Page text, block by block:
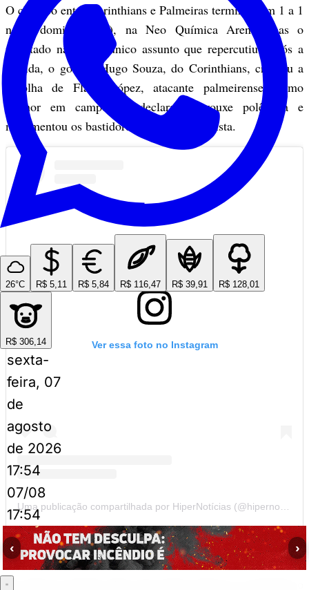
26°C R$ 5,11 R$ 5,84 R$ 116,47 R$ 39,91 R$ 128,01
R$ 306,14
sexta-
feira, 07
de
agosto
de 2026
17:54
07/08
17:54
‹ ›
O clássico entre Corinthians e Palmeiras terminou em 1 a 1
neste domingo (31), na Neo Química Arena, mas o
resultado não foi o único assunto que repercutiu. Após a
partida, o goleiro Hugo Souza, do Corinthians, criticou a
escolha de Flaco López, atacante palmeirense, como
melhor em campo. A declaração trouxe polêmica e
movimentou os bastidores do futebol paulista.
Ver essa foto no Instagram
A crítica direta de Hugo Souza
Na saída do gramado, Hugo não poupou palavras ao questionar o